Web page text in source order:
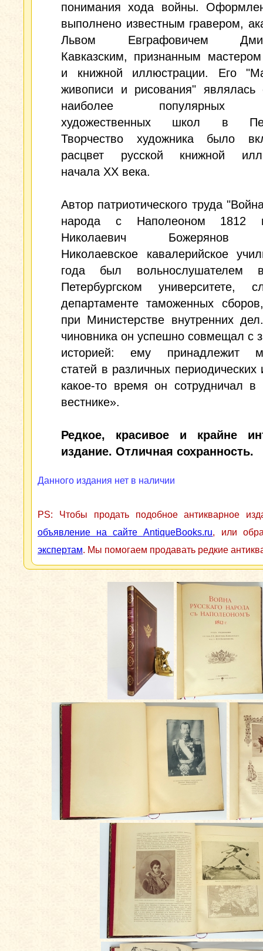
понимания хода войны.
выполнено известным гравером,
Львом Евграфовичем
Кавказским, признанным
и книжной иллюстрации. Его
живописи и рисования" являлась
наиболее популярных
художественных школ в
Творчество художника было
расцвет русской книжной
начала ХХ века.
Автор патриотического труда
народа с Наполеоном 1812
Николаевич Божерянов
Николаевское кавалерийское
года был вольнослушателем
Петербургском университете,
департаменте таможенных
при Министерстве внутренних
чиновника он успешно совмещал с
историей: ему принадлежит
статей в различных периодических
какое-то время он сотрудничал в
вестнике».
Редкое, красивое и крайне
издание. Отличная сохранность.
Данного издания нет в наличии
PS: Чтобы продать подобное антикварное
объявление на сайте AntiqueBooks.ru, или
экспертам. Мы помогаем продавать редкие